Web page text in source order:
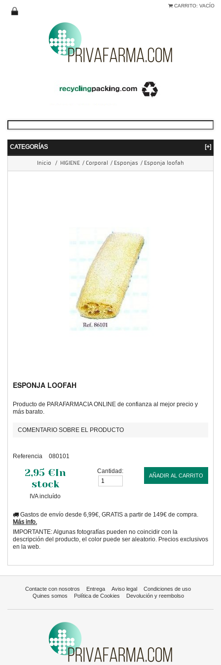
CARRITO: VACÍO
CATEGORÍAS [+]
Inicio / HIGIENE / Corporal / Esponjas / Esponja loofah
ESPONJA LOOFAH
Producto de PARAFARMACIA ONLINE de confianza al mejor precio y
más barato.
COMENTARIO SOBRE EL PRODUCTO
Referencia 080101
2,95 €In
stock
IVA incluído
Cantidad:
AÑADIR AL CARRITO
Gastos de envío desde 6,99€, GRATIS a partir de 149€ de compra.
Más info.
IMPORTANTE: Algunas fotografías pueden no coincidir con la
descripción del producto, el color puede ser aleatorio. Precios exclusivos
en la web.
Contacte con nosotros Entrega Aviso legal
Condiciones de uso
Quines somos
Política de Cookies Devolución y reembolso